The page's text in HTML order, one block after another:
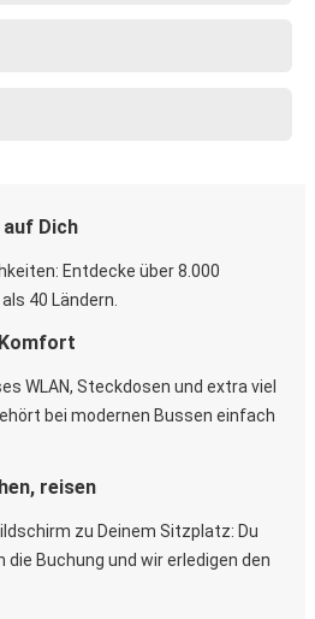
Dich
Entdecke über 8.000
40 Ländern.
WLAN, Steckdosen und extra viel
bei modernen Bussen einfach
reisen
zu Deinem Sitzplatz: Du
die Buchung und wir erledigen den